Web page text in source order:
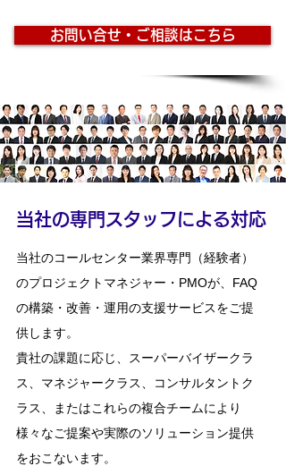
お問い合せ・ご相談はこちら
​当社の専門スタッフによる対応
当社のコールセンター業界専門（経験者）
のプロジェクトマネジャー・PMOが、FAQ
の構築・改善・運用の支援サービスをご提
供します。
​貴社の課題に応じ、スーパーバイザークラ
ス、マネジャークラス、コンサルタントク
ラス、またはこれらの複合チームにより
様々なご提案や実際のソリューション提供
をおこないます。